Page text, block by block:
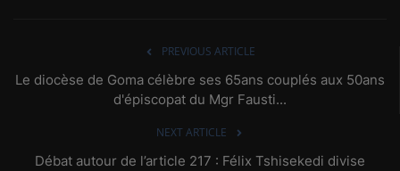
PREVIOUS ARTICLE
Le diocèse de Goma célèbre ses 65ans couplés aux 50ans
d'épiscopat du Mgr Fausti...
NEXT ARTICLE
Débat autour de l’article 217 : Félix Tshisekedi divise